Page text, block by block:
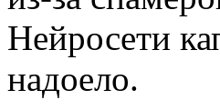
Нейросети
надоело.